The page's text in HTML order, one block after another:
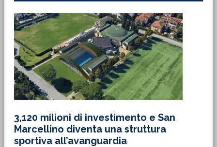
3,120 milioni di investimento e San
Marcellino diventa una struttura
sportiva all’avanguardia